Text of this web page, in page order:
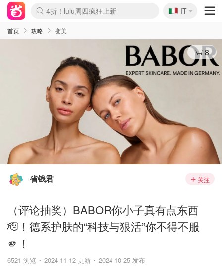
Boticinal 夏促开抢！
4折！lulu周四疯狂上新
速领！Stanley独家85折
Zalando 奥莱闪促！每日更新
🇮🇹
IT
首页 攻略 变美
8
省钱君 关注
（评论抽奖）BABOR你小子真有点东西
🫡！德系护肤的“科技与狠活”你不得不服
🫵！
6521 浏览 2024-11-12 更新 2024-10-25 发布